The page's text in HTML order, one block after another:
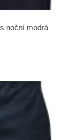
noční modrá